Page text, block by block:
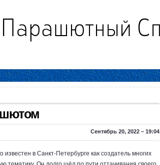
Сентябрь 20, 2022 – 19:04
в Санкт-Петербурге как создатель многих